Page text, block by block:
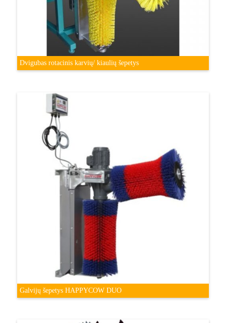
Dvigubas rotacinis karvių/ kiaulių šepetys
Galvijų šepetys HAPPYCOW DUO